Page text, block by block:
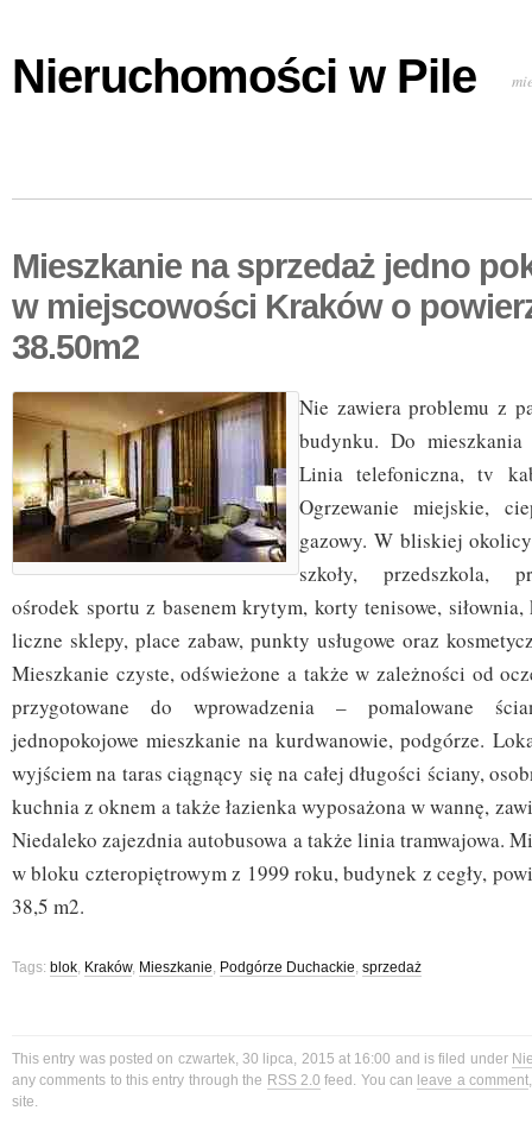
Nieruchomości w Pile
Mieszkanie na sprzedaż jedno
w miejscowości Kraków o
38.50m2
Nie zawiera problemu z
budynku. Do
Linia telefoniczna, tv
Ogrzewanie miejskie,
gazowy. W bliskiej
szkoły, przedszkola,
ośrodek sportu z basenem krytym, korty tenisowe,
liczne sklepy, place zabaw, punkty usługowe oraz
Mieszkanie czyste, odświeżone a także w zależności od
przygotowane do wprowadzenia – pomalowane
jednopokojowe mieszkanie na kurdwanowie, podgórze.
wyjściem na taras ciągnący się na całej długości ściany,
kuchnia z oknem a także łazienka wyposażona w wannę,
Niedaleko zajezdnia autobusowa a także linia tramwajowa.
w bloku czteropiętrowym z 1999 roku, budynek z cegły,
38,5 m2.
Tags: blok, Kraków, Mieszkanie, Podgórze Duchackie, sprzedaż
This entry was posted on czwartek, 30 lipca, 2015 at 16:00 and is filed under
any comments to this entry through the RSS 2.0 feed. You can leave a comment
site.